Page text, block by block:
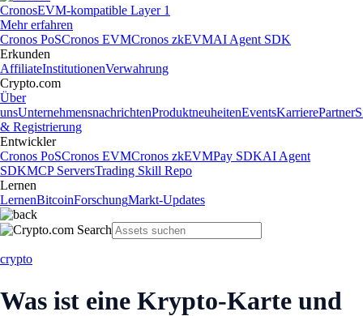
CronosEVM-kompatible Layer 1
Mehr erfahren
Cronos PoSCronos EVMCronos zkEVMAI Agent SDK
Erkunden
AffiliateInstitutionenVerwahrung
Crypto.com
Über
unsUnternehmensnachrichtenProduktneuheitenEventsKarrierePartner
& Registrierung
Entwickler
Cronos PoSCronos EVMCronos zkEVMPay SDKAI Agent
SDKMCP ServersTrading Skill Repo
Lernen
LernenBitcoinForschungMarkt-Updates
crypto
Was ist eine Krypto-Karte und